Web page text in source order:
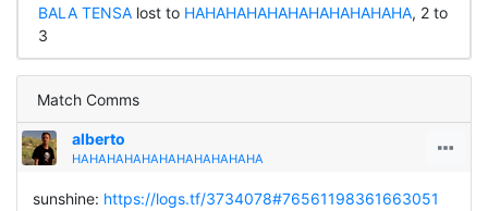
BALA TENSAlost to HAHAHAHAHAHAHAHAHAHAHA, 2 to
3
Match Comms
alberto
HAHAHAHAHAHAHAHAHAHAHA
sunshine: https://logs.tf/3734078#76561198361663051